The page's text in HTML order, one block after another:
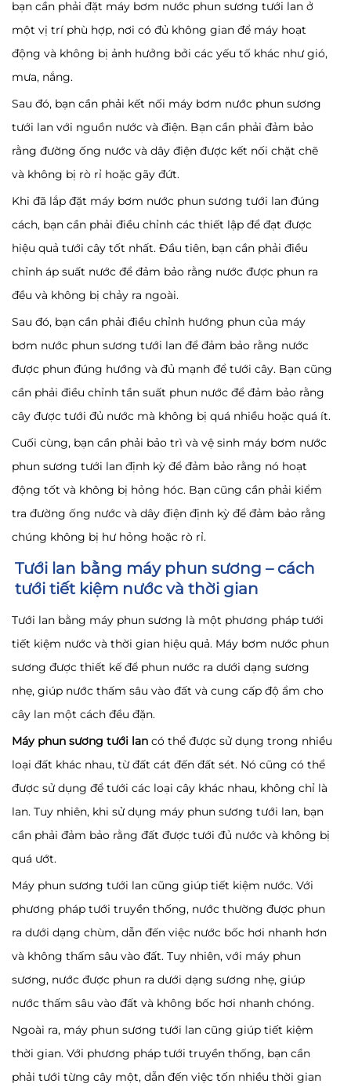
bạn cần phải đặt máy bơm nước phun sương tưới lan ở
một vị trí phù hợp, nơi có đủ không gian để máy hoạt
động và không bị ảnh hưởng bởi các yếu tố khác như gió,
mưa, nắng.
Sau đó, bạn cần phải kết nối máy bơm nước phun sương
tưới lan với nguồn nước và điện. Bạn cần phải đảm bảo
rằng đường ống nước và dây điện được kết nối chặt chẽ
và không bị rò rỉ hoặc gãy đứt.
Khi đã lắp đặt máy bơm nước phun sương tưới lan đúng
cách, bạn cần phải điều chỉnh các thiết lập để đạt được
hiệu quả tưới cây tốt nhất. Đầu tiên, bạn cần phải điều
chỉnh áp suất nước để đảm bảo rằng nước được phun ra
đều và không bị chảy ra ngoài.
Sau đó, bạn cần phải điều chỉnh hướng phun của máy
bơm nước phun sương tưới lan để đảm bảo rằng nước
được phun đúng hướng và đủ mạnh để tưới cây. Bạn cũng
cần phải điều chỉnh tần suất phun nước để đảm bảo rằng
cây được tưới đủ nước mà không bị quá nhiều hoặc quá ít.
Cuối cùng, bạn cần phải bảo trì và vệ sinh máy bơm nước
phun sương tưới lan định kỳ để đảm bảo rằng nó hoạt
động tốt và không bị hỏng hóc. Bạn cũng cần phải kiểm
tra đường ống nước và dây điện định kỳ để đảm bảo rằng
chúng không bị hư hỏng hoặc rò rỉ.
Tưới lan bằng máy phun sương – cách
tưới tiết kiệm nước và thời gian
Tưới lan bằng máy phun sương là một phương pháp tưới
tiết kiệm nước và thời gian hiệu quả. Máy bơm nước phun
sương được thiết kế để phun nước ra dưới dạng sương
nhẹ, giúp nước thấm sâu vào đất và cung cấp độ ẩm cho
cây lan một cách đều đặn.
Máy phun sương tưới lan có thể được sử dụng trong nhiều
loại đất khác nhau, từ đất cát đến đất sét. Nó cũng có thể
được sử dụng để tưới các loại cây khác nhau, không chỉ là
lan. Tuy nhiên, khi sử dụng máy phun sương tưới lan, bạn
cần phải đảm bảo rằng đất được tưới đủ nước và không bị
quá ướt.
Máy phun sương tưới lan cũng giúp tiết kiệm nước. Với
phương pháp tưới truyền thống, nước thường được phun
ra dưới dạng chùm, dẫn đến việc nước bốc hơi nhanh hơn
và không thấm sâu vào đất. Tuy nhiên, với máy phun
sương, nước được phun ra dưới dạng sương nhẹ, giúp
nước thấm sâu vào đất và không bốc hơi nhanh chóng.
Ngoài ra, máy phun sương tưới lan cũng giúp tiết kiệm
thời gian. Với phương pháp tưới truyền thống, bạn cần
phải tưới từng cây một, dẫn đến việc tốn nhiều thời gian